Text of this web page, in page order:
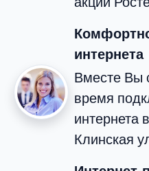
интернета
Вместе Вы
время
интернета
Клинская